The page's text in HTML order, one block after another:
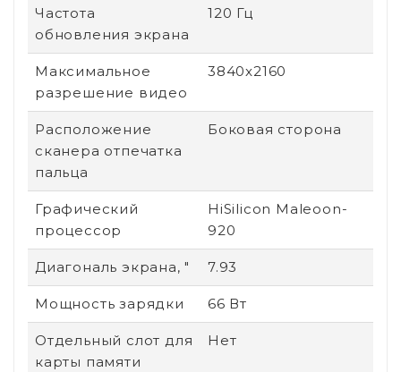
Частота
обновления экрана
120 Гц
Максимальное
разрешение видео
3840x2160
Расположение
сканера отпечатка
пальца
Боковая сторона
Графический
процессор
HiSilicon Maleoon-
920
Диагональ экрана, " 7.93
Мощность зарядки 66 Вт
Отдельный слот для
карты памяти
Нет